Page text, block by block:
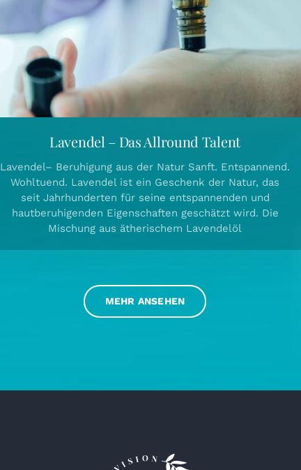
Lavendel – Das Allround Talent
Lavendel– Beruhigung aus der Natur Sanft. Entspannend.
Wohltuend. Lavendel ist ein Geschenk der Natur, das
seit Jahrhunderten für seine entspannenden und
hautberuhigenden Eigenschaften geschätzt wird. Die
Mischung aus ätherischem Lavendelöl
MEHR ANSEHEN